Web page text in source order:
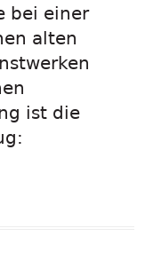
bei einer
alten
ist die